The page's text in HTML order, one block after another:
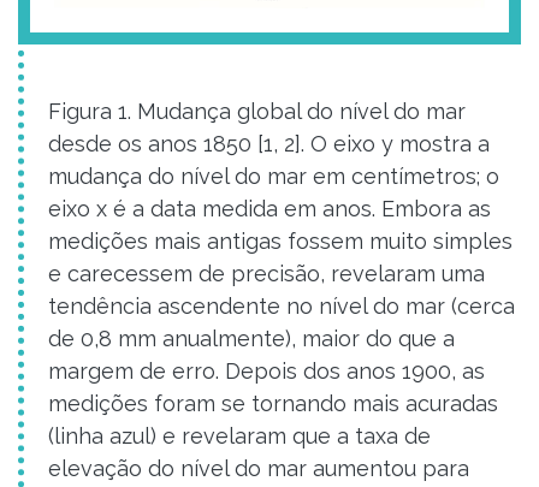
Figura 1. Mudança global do nível do mar
desde os anos 1850 [1, 2]. O eixo y mostra a
mudança do nível do mar em centímetros; o
eixo x é a data medida em anos. Embora as
medições mais antigas fossem muito simples
e carecessem de precisão, revelaram uma
tendência ascendente no nível do mar (cerca
de 0,8 mm anualmente), maior do que a
margem de erro. Depois dos anos 1900, as
medições foram se tornando mais acuradas
(linha azul) e revelaram que a taxa de
elevação do nível do mar aumentou para